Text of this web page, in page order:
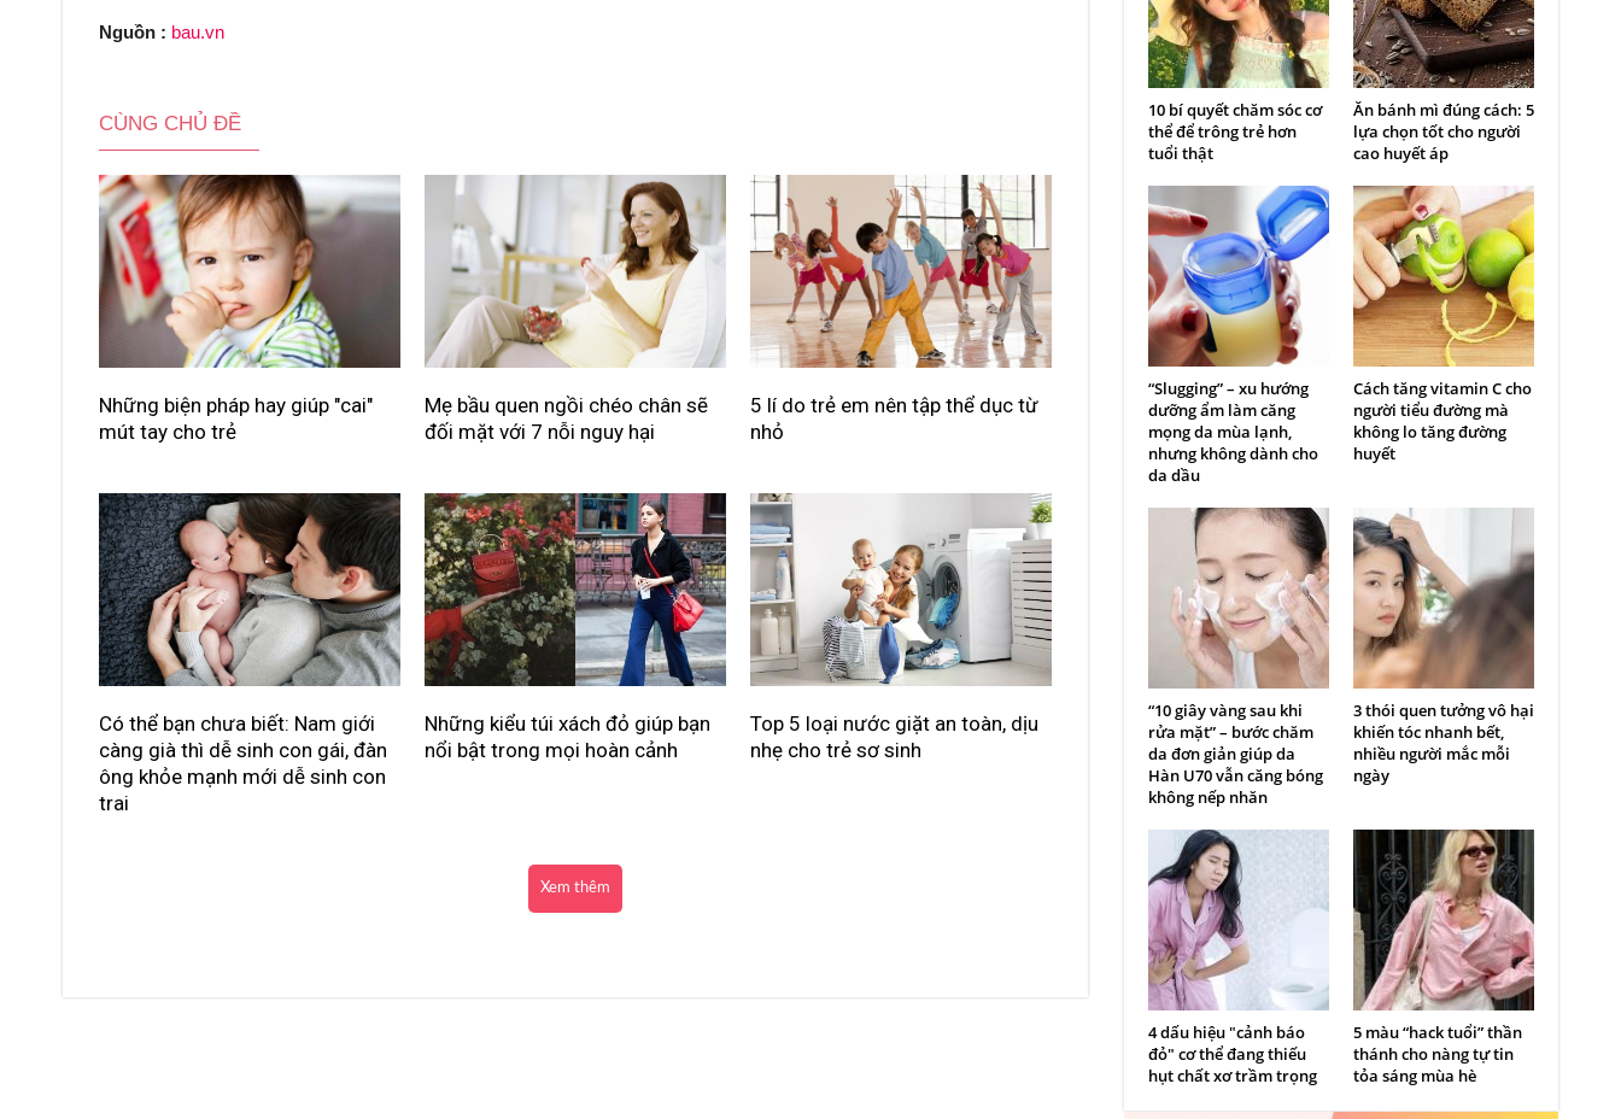
Nguồn : bau.vn
CÙNG CHỦ ĐỀ
Những biện pháp hay giúp "cai"
mút tay cho trẻ
Mẹ bầu quen ngồi chéo chân sẽ
đối mặt với 7 nỗi nguy hại
5 lí do trẻ em nên tập thể dục từ
nhỏ
Có thể bạn chưa biết: Nam giới
càng già thì dễ sinh con gái, đàn
ông khỏe mạnh mới dễ sinh con
trai
Những kiểu túi xách đỏ giúp bạn
nổi bật trong mọi hoàn cảnh
Top 5 loại nước giặt an toàn, dịu
nhẹ cho trẻ sơ sinh
Xem thêm
10 bí quyết chăm sóc cơ
thể để trông trẻ hơn
tuổi thật
Ăn bánh mì đúng cách: 5
lựa chọn tốt cho người
cao huyết áp
“Slugging” – xu hướng
dưỡng ẩm làm căng
mọng da mùa lạnh,
nhưng không dành cho
da dầu
Cách tăng vitamin C cho
người tiểu đường mà
không lo tăng đường
huyết
“10 giây vàng sau khi
rửa mặt” – bước chăm
da đơn giản giúp da
Hàn U70 vẫn căng bóng
không nếp nhăn
3 thói quen tưởng vô hại
khiến tóc nhanh bết,
nhiều người mắc mỗi
ngày
4 dấu hiệu "cảnh báo
đỏ" cơ thể đang thiếu
hụt chất xơ trầm trọng
5 màu “hack tuổi” thần
thánh cho nàng tự tin
tỏa sáng mùa hè